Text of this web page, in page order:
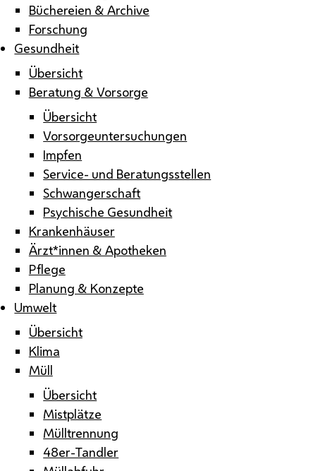
Büchereien & Archive
Forschung
Gesundheit
Übersicht
Beratung & Vorsorge
Übersicht
Vorsorgeuntersuchungen
Impfen
Service- und Beratungsstellen
Schwangerschaft
Psychische Gesundheit
Krankenhäuser
Ärzt*innen & Apotheken
Pflege
Planung & Konzepte
Umwelt
Übersicht
Klima
Müll
Übersicht
Mistplätze
Mülltrennung
48er-Tandler